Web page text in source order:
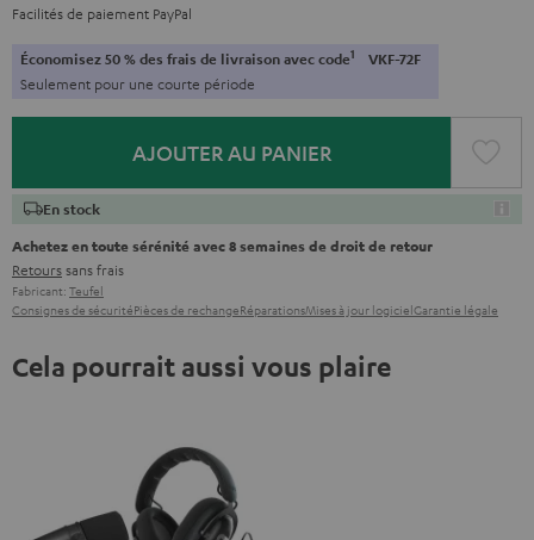
Facilités de paiement PayPal
Économisez 50 % des frais de livraison avec code1 VKF-72F
Seulement pour une courte période
AJOUTER AU PANIER
En stock
Achetez en toute sérénité avec 8 semaines de droit de retour
Retourssans frais
Fabricant: Teufel
Consignes de sécuritéPièces de rechangeRéparationsMises à jour logicielGarantie légale
Cela pourrait aussi vous plaire